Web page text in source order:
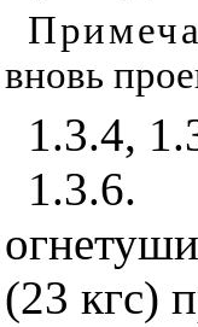
вновь
1.3.4,
1.3.6.
(23 кгс)